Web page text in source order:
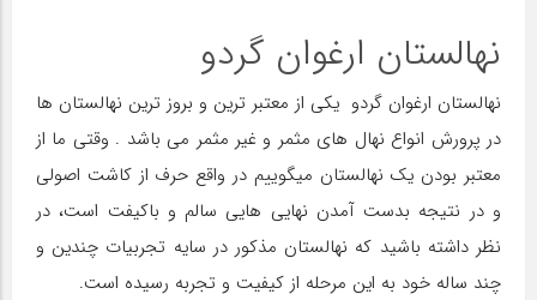
نهالستان ارغوان گردو
نهالستان ارغوان گردو یکی از معتبر ترین و بروز ترین نهالستان ها
در پرورش انواع نهال های مثمر و غیر مثمر می باشد . وقتی ما از
معتبر بودن یک نهالستان میگوییم در واقع حرف از کاشت اصولی
و در نتیجه بدست آمدن نهایی هایی سالم و باکیفت است، در
نظر داشته باشید که نهالستان مذکور در سایه تجربیات چندین و
چند ساله خود به این مرحله از کیفیت و تجربه رسیده است.